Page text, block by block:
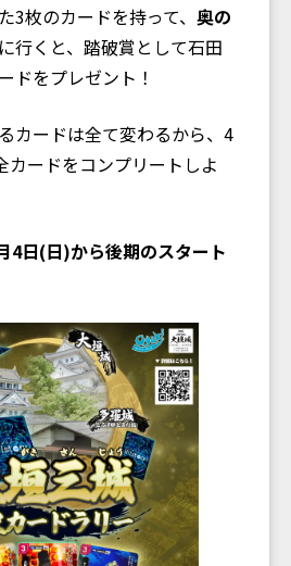
3枚のカードを持って、 奥の
に行くと、踏破賞として石田
ドをプレゼント！
カードは全て変わるから、4
ードをコンプリートしよ
4日(日)から後期のスタート